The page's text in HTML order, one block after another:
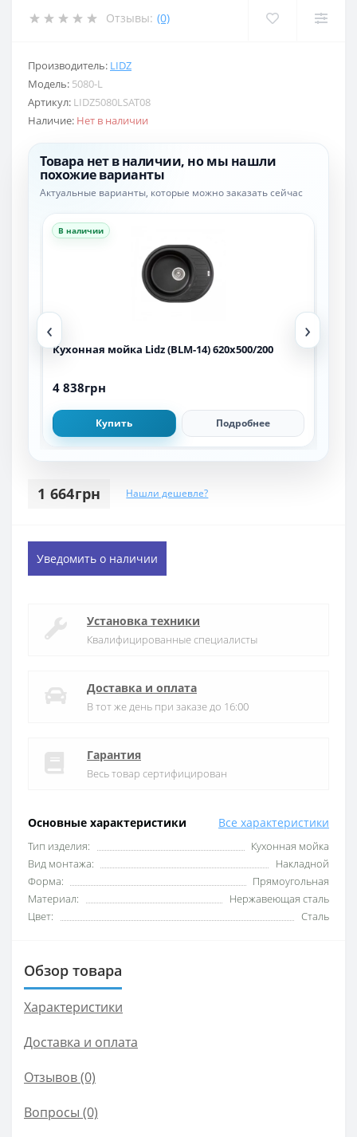
Отзывы: (0)
Производитель: LIDZ
Модель: 5080-L
Артикул: LIDZ5080LSAT08
Наличие: Нет в наличии
Товара нет в наличии, но мы нашли
похожие варианты
Актуальные варианты, которые можно заказать сейчас
‹
В наличии
Кухонная мойка Lidz (BLM-14) 620x500/200
4 838грн
Купить Подробнее
›
1 664грн Нашли дешевле?
Основные характеристики Все характеристики
Тип изделия:
Кухонная мойка
Вид монтажа:
Накладной
Форма:
Прямоугольная
Материал:
Нержавеющая сталь
Цвет:
Сталь
Уведомить о наличии
Установка техники
Квалифицированные специалисты
Доставка и оплата
В тот же день при заказе до 16:00
Гарантия
Весь товар сертифицирован
Обзор товара
Характеристики
Доставка и оплата
Отзывов (0)
Вопросы (0)